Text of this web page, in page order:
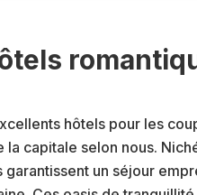
hôtels pour les
la capitale selon nous.
garantissent un séjour